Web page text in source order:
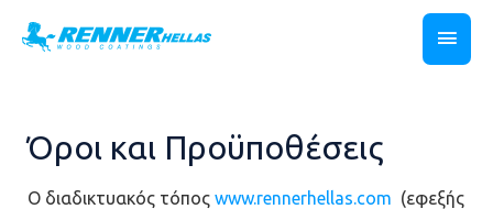
Όροι και Προϋποθέσεις
O διαδικτυακός τόπος www.rennerhellas.com (εφεξής